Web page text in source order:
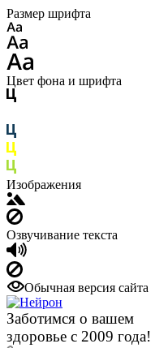
Размер шрифта
Цвет фона и шрифта
Изображения
Озвучивание текста
Обычная версия сайта
Заботимся о вашем
здоровье с 2009 года!